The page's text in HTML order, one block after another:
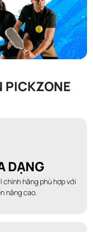
PICKZONE
DẠNG
chính hãng phù hợp với
nâng cao.